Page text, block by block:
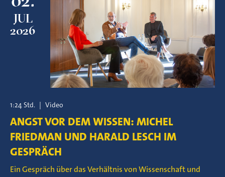
JUL
2026
1:24 Std. | Video
ANGST VOR DEM WISSEN: MICHEL
FRIEDMAN UND HARALD LESCH IM
GESPRÄCH
Ein Gespräch über das Verhältnis von Wissenschaft und